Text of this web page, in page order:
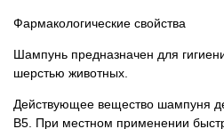
Фармакологические свойства
Шампунь предназначен для
шерстью животных.
Действующее вещество шампуня
В5. При местном применении
Популярные зоотовары
Архив / Снято с производства